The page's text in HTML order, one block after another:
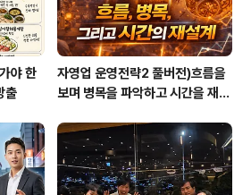
야 한
출
자영업 운영전략2 풀버전)흐름을
보며 병목을 파악하고 시간을 재설